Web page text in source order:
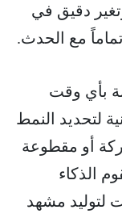
دقيق في
مع الحدث.
بأي وقت
لتحديد النمط
أو مقطوعة
الذكاء
لتوليد مشهد